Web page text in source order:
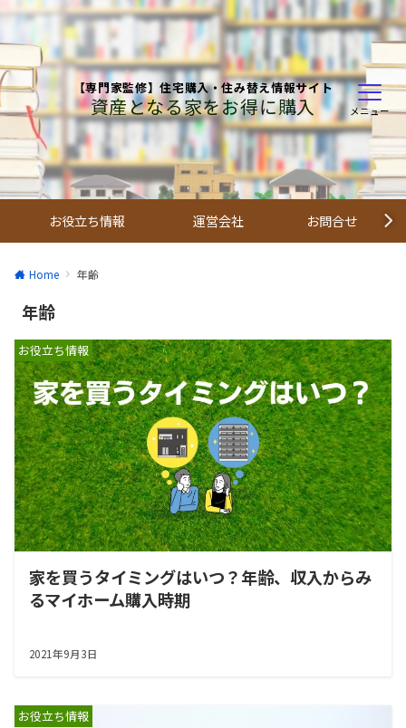
【専門家監修】住宅購入・住み替え情報サイト
資産となる家をお得に購入 メニュー
お役立ち情報 運営会社 お問合せ
Home 年齢
年齢
お役立ち情報
家を買うタイミングはいつ？年齢、収入からみ
るマイホーム購入時期
2021年9月3日
お役立ち情報